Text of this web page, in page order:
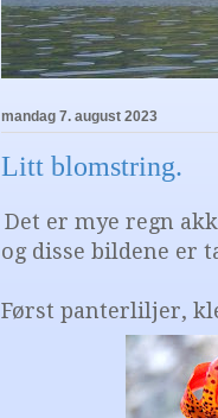
mandag 7. august 2023
Litt blomstring.
Det er mye regn
og disse bildene er
Først panterliljer,